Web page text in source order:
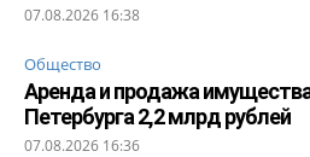
07.08.2026 16:38
Общество
Аренда и продажа
Петербурга 2,2 млрд рублей
07.08.2026 16:36